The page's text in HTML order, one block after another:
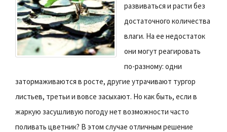
развиваться и расти без
достаточного количества
влаги. На ее недостаток
они могут реагировать
по-разному: одни
затормаживаются в росте, другие утрачивают тургор
листьев, третьи и вовсе засыхают. Но как быть, если в
жаркую засушливую погоду нет возможности часто
поливать цветник? В этом случае отличным решение